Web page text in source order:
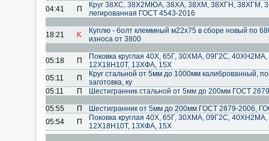
04:41 П
Круг 38ХС, 38Х2МЮА, 38ХА, 38ХМ, 38ХГН, 38ХГМ,
легированная ГОСТ 4543-2016
18:21 K
Куплю - болт клеммный м22х75 в сборе новый по
износа от 3800
05:18 П
Поковка круглая 40Х, 65Г, 30ХМА, 09Г2С,
12Х18Н10Т, 13ХФА, 15Х
05:11
П
Круг стальной от 5мм до 1000мм калиброванный,
заготовка, ку
05:11
П Шестигранник стальной от 5мм до 200мм ГОСТ
05:55 П
Шестигранник от 5мм до 200мм ГОСТ 2879-2006,
05:54
П
Поковка круглая 40Х, 65Г, 30ХМА, 09Г2С,
12Х18Н10Т, 13ХФА, 15Х